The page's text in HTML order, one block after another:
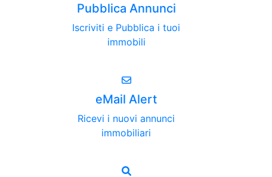
Pubblica Annunci
Iscriviti e Pubblica i tuoi
immobili
eMail Alert
Ricevi i nuovi annunci
immobiliari